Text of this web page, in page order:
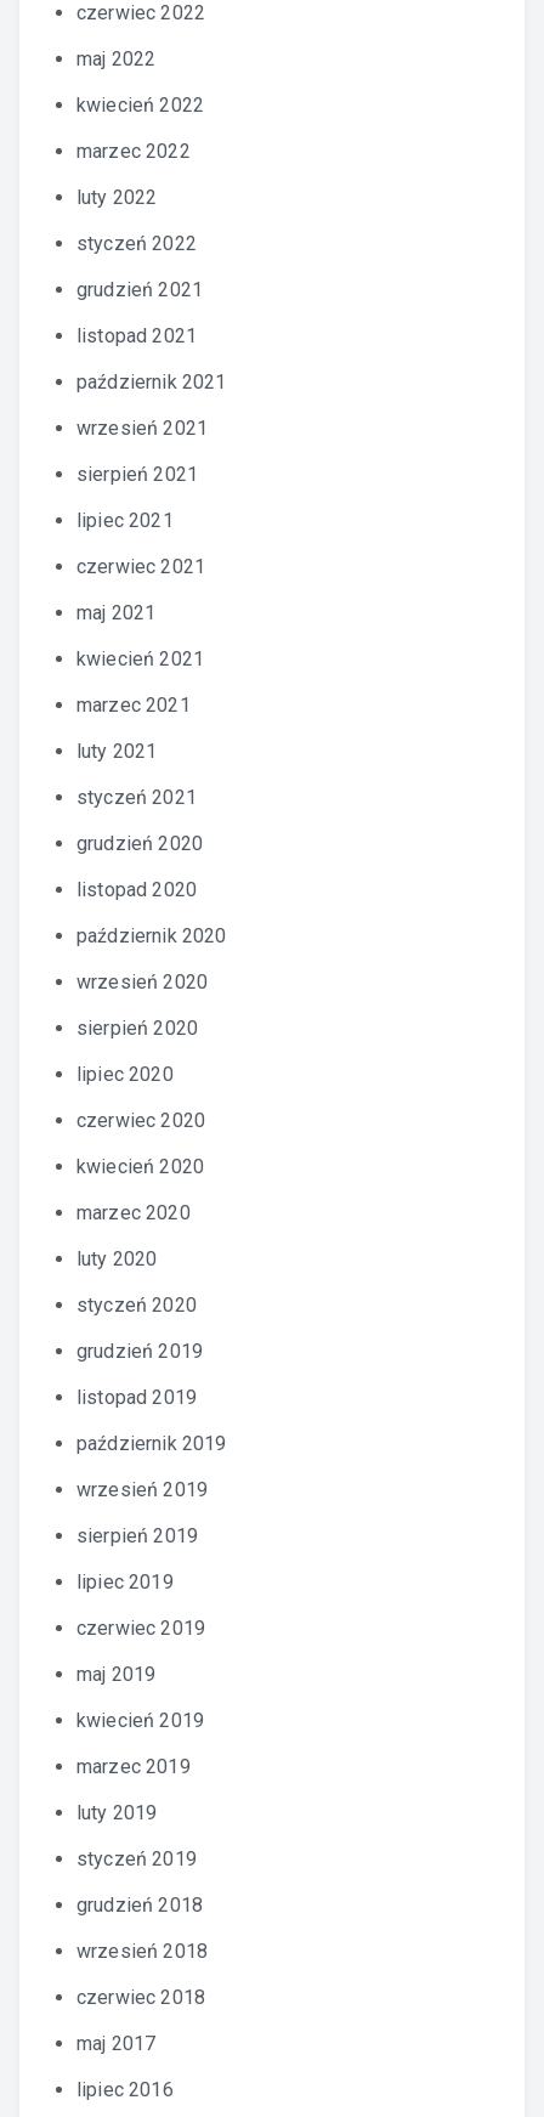
czerwiec 2022
maj 2022
kwiecień 2022
marzec 2022
luty 2022
styczeń 2022
grudzień 2021
listopad 2021
październik 2021
wrzesień 2021
sierpień 2021
lipiec 2021
czerwiec 2021
maj 2021
kwiecień 2021
marzec 2021
luty 2021
styczeń 2021
grudzień 2020
listopad 2020
październik 2020
wrzesień 2020
sierpień 2020
lipiec 2020
czerwiec 2020
kwiecień 2020
marzec 2020
luty 2020
styczeń 2020
grudzień 2019
listopad 2019
październik 2019
wrzesień 2019
sierpień 2019
lipiec 2019
czerwiec 2019
maj 2019
kwiecień 2019
marzec 2019
luty 2019
styczeń 2019
grudzień 2018
wrzesień 2018
czerwiec 2018
maj 2017
lipiec 2016